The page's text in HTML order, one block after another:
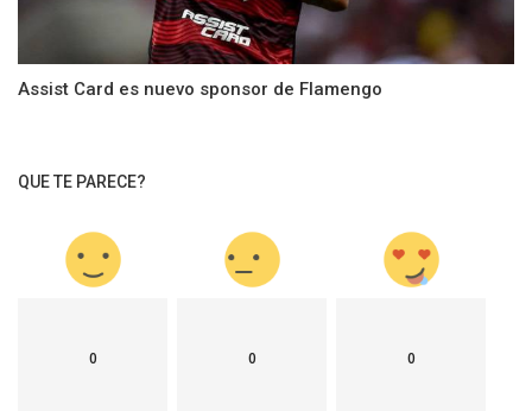
Assist Card es nuevo sponsor de Flamengo
QUE TE PARECE?
0 0 0